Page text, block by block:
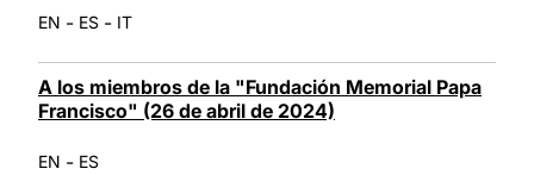
EN - ES - IT
A los miembros de la "Fundación Memorial Papa
Francisco" (26 de abril de 2024)
EN - ES